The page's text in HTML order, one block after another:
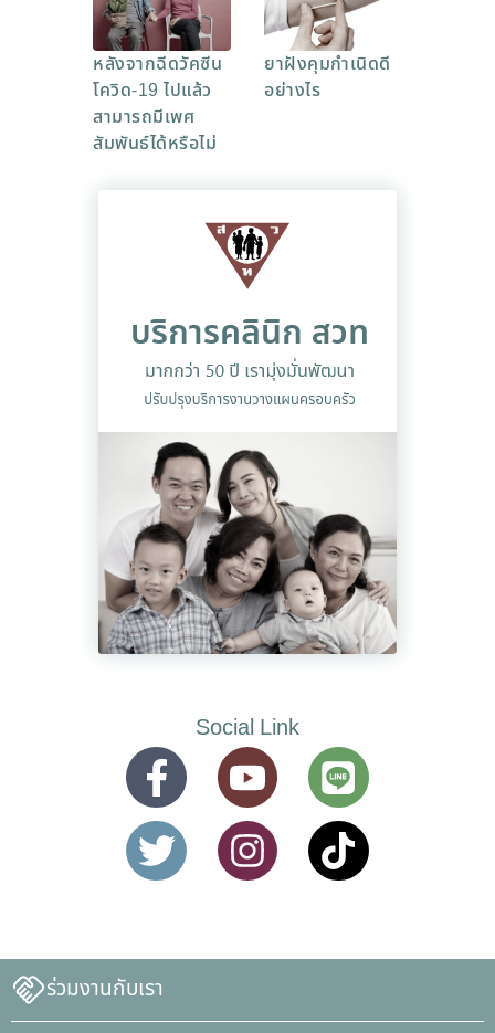
หลังจากฉีดวัคซีน
โควิด-19 ไปแล้ว
สามารถมีเพศ
สัมพันธ์ได้หรือไม่
ยาฝังคุมกำเนิดดี
อย่างไร
Social Link
ร่วมงานกับเรา